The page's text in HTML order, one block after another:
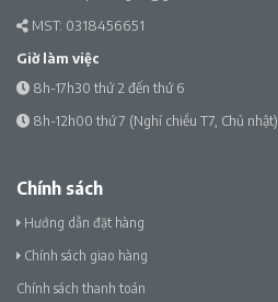
MST: 0318456651
Giờ làm việc
8h-17h30 thứ 2 đến thứ 6
8h-12h00 thứ 7 (Nghỉ chiều T7, Chủ nhật)
Chính sách
Hướng dẫn đặt hàng
Chính sách giao hàng
Chính sách thanh toán